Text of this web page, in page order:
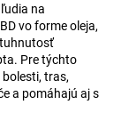
na
vo forme oleja,
Pre týchto
tras,
a pomáhajú aj s